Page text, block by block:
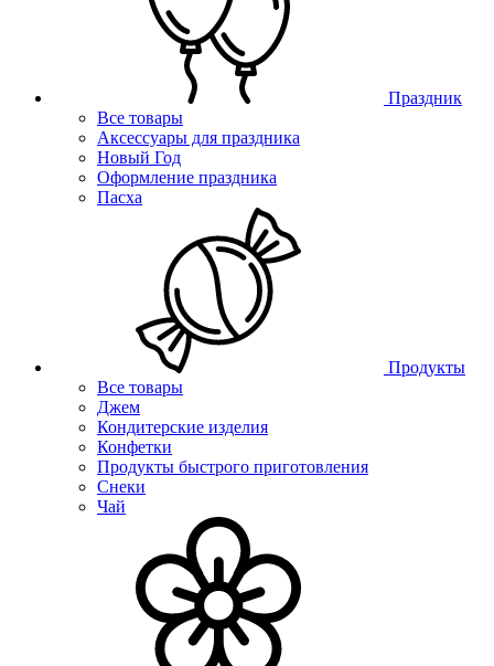
Праздник
Все товары
Аксессуары для праздника
Новый Год
Оформление праздника
Пасха
Продукты
Все товары
Джем
Кондитерские изделия
Конфетки
Продукты быстрого приготовления
Снеки
Чай